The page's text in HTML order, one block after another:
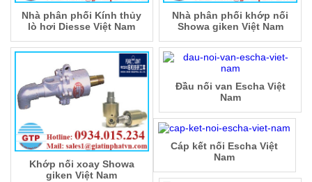
Nhà phân phối Kính thủy
lò hơi Diesse Việt Nam
Nhà phân phối khớp nối
Showa giken Việt Nam
Khớp nối xoay Showa
giken Việt Nam
Đầu nối van Escha Việt
Nam
Cáp kết nối Escha Việt
Nam